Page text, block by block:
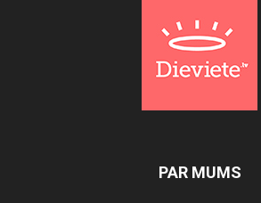
PAR MUMS